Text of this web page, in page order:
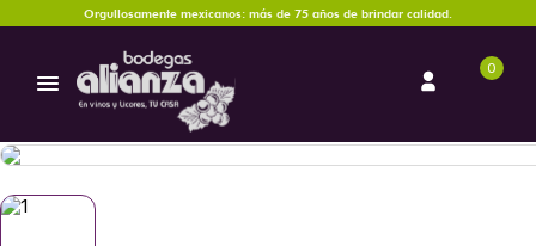
Orgullosamente mexicanos: más de 75 años de brindar calidad.
0